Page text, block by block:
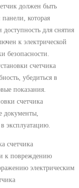
должен быть
которая
для снятия
к электрической
безопасности.
счетчика
убедиться в
показания.
счетчика
документы,
эксплуатацию.
счетчика
к повреждению
электрическим